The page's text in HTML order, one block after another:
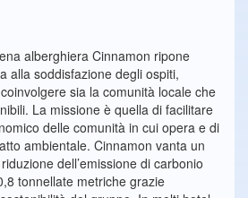
alberghiera Cinnamon ripone
alla soddisfazione degli ospiti,
sia la comunità locale che
La missione è quella di facilitare
delle comunità in cui opera e di
ambientale. Cinnamon vanta un
dell’emissione di carbonio
tonnellate metriche grazie